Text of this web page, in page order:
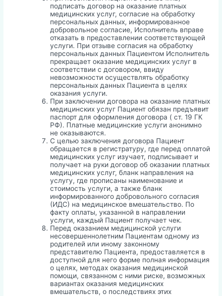
подписать договор на оказание платных
медицинских услуг, согласие на обработку
персональных данных, информированное
добровольное согласие, Исполнитель вправе
отказать в предоставлении соответствующей
услуги. При отзыве согласия на обработку
персональных данных Пациентом Исполнитель
прекращает оказание медицинских услуг в
соответствии с договором, ввиду
невозможности осуществлять обработку
персональных данных Пациента в целях
оказания услуги.
При заключении договора на оказание платных
медицинских услуг Пациент обязан предъявит
паспорт для оформления договора ( ст. 19 ГК
РФ). Платные медицинские услуги анонимно
не оказываются.
С целью заключения договора Пациент
обращается в регистратуру, где перед оплатой
медицинских услуг изучает, подписывает и
получает на руки договор об оказании платных
медицинских услуг, бланк направления на
услугу, где прописаны наименование и
стоимость услуги, а также бланк
информированного добровольного согласия
(ИДС) на медицинское вмешательство. По
факту оплаты, указанной в направлении
услуги, каждый Пациент получает чек.
Перед оказанием медицинской услуги
несовершеннолетним Пациентам одному из
родителей или иному законному
представителю Пациента, предоставляется в
доступной для него форме полная информация
о целях, методах оказания медицинской
помощи, связанном с ними риске, возможных
вариантах оказания медицинских
вмешательств, о последствиях этих